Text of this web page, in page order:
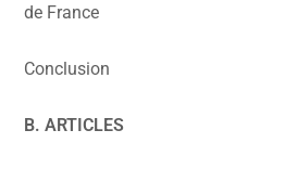
de France
Conclusion
B. ARTICLES